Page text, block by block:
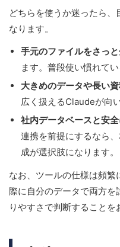
どちらを使うか迷ったら、
なります。
手元のファイルをさっ
ます。普段使い慣れて
大きめのデータや長い
広く扱えるClaudeが向
社内データベースと安
連携を前提にするなら
成が選択肢になります。
なお、ツールの仕様は頻
際に自分のデータで両方
りやすさで判断することを